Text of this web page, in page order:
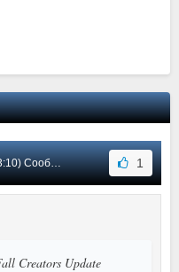
#46 1
Creators Update